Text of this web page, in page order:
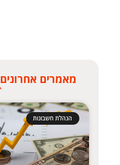
מאמרים אחרונים
הנהלת חשבונות